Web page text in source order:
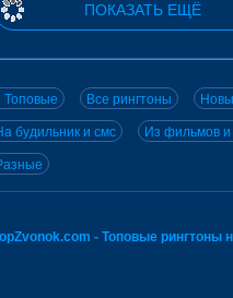
ПОКАЗАТЬ ЕЩЁ
Топовые Все рингтоны
будильник и смс Из фильмов и
- Топовые рингтоны